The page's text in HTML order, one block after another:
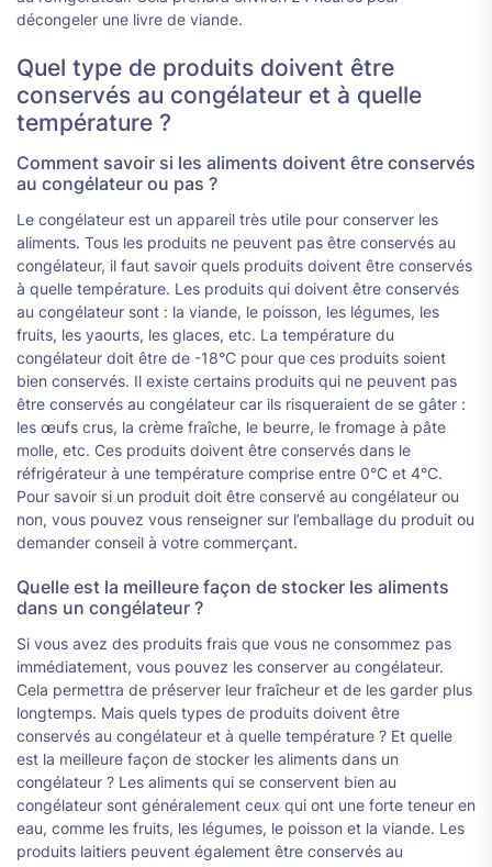
décongeler une livre de viande.
Quel type de produits doivent être
conservés au congélateur et à quelle
température ?
Comment savoir si les aliments doivent être conservés
au congélateur ou pas ?
Le congélateur est un appareil très utile pour conserver les
aliments. Tous les produits ne peuvent pas être conservés au
congélateur, il faut savoir quels produits doivent être conservés
à quelle température. Les produits qui doivent être conservés
au congélateur sont : la viande, le poisson, les légumes, les
fruits, les yaourts, les glaces, etc. La température du
congélateur doit être de -18°C pour que ces produits soient
bien conservés. Il existe certains produits qui ne peuvent pas
être conservés au congélateur car ils risqueraient de se gâter :
les œufs crus, la crème fraîche, le beurre, le fromage à pâte
molle, etc. Ces produits doivent être conservés dans le
réfrigérateur à une température comprise entre 0°C et 4°C.
Pour savoir si un produit doit être conservé au congélateur ou
non, vous pouvez vous renseigner sur l’emballage du produit ou
demander conseil à votre commerçant.
Quelle est la meilleure façon de stocker les aliments
dans un congélateur ?
Si vous avez des produits frais que vous ne consommez pas
immédiatement, vous pouvez les conserver au congélateur.
Cela permettra de préserver leur fraîcheur et de les garder plus
longtemps. Mais quels types de produits doivent être
conservés au congélateur et à quelle température ? Et quelle
est la meilleure façon de stocker les aliments dans un
congélateur ? Les aliments qui se conservent bien au
congélateur sont généralement ceux qui ont une forte teneur en
eau, comme les fruits, les légumes, le poisson et la viande. Les
produits laitiers peuvent également être conservés au